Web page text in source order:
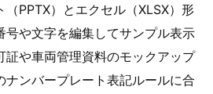
（PPTX）とエクセル（XLSX）形
号や文字を編集してサンプル表示
証や車両管理資料のモックアップ
ナンバープレート表記ルールに合